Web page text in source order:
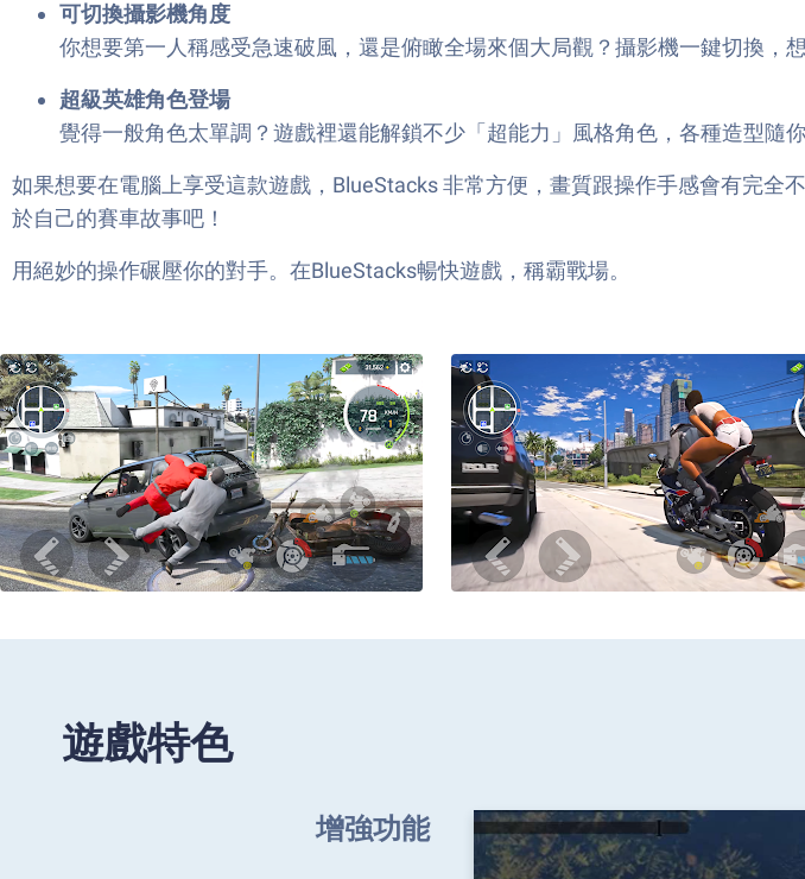
可切換攝影機角度
你想要第一人稱感受急速破風，還是俯瞰全場來個大局觀？攝影機一鍵切換，
超級英雄角色登場
覺得一般角色太單調？遊戲裡還能解鎖不少「超能力」風格角色，各種造型隨
如果想要在電腦上享受這款遊戲，BlueStacks 非常方便，畫質跟操作手感會有完
於自己的賽車故事吧！
用絕妙的操作碾壓你的對手。在BlueStacks暢快遊戲，稱霸戰場。
遊戲特色
增強功能